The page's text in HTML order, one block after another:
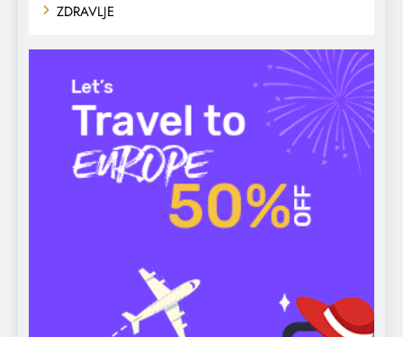
ZDRAVLJE